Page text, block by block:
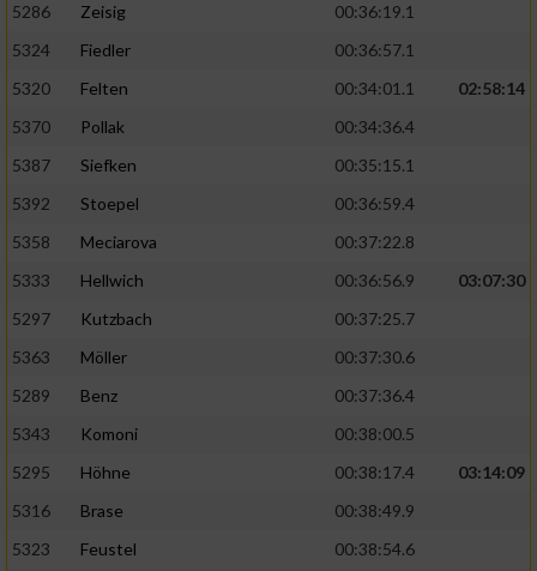
5286
Zeisig
00:36:19.1
5324
Fiedler
00:36:57.1
5320
Felten 00:34:01.1
02:58:14
5370
Pollak
00:34:36.4
5387
Siefken
00:35:15.1
5392
Stoepel
00:36:59.4
5358
Meciarova
00:37:22.8
5333
Hellwich 00:36:56.9
03:07:30
5297
Kutzbach
00:37:25.7
5363
Möller
00:37:30.6
5289
Benz
00:37:36.4
5343
Komoni
00:38:00.5
5295
Höhne 00:38:17.4
03:14:09
5316
Brase
00:38:49.9
5323
Feustel
00:38:54.6